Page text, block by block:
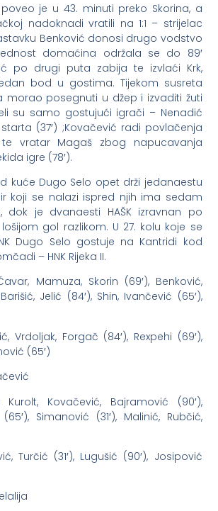
je u 43. minuti preko Skorina, a
nadoknadi vratili na 1:1 – strijelac
Benković donosi drugo vodstvo
domaćina održala se do 89′
po drugi puta zabija te izvlaći Krk,
bod u gostima. Tijekom susreta
morao posegnuti u džep i izvaditi žuti
su samo gostujući igrači – Nenadić
(37′) ;Kovačević radi povlačenja
te vratar Magaš zbog napucavanja
igre (78′).
kuće Dugo Selo opet drži jedanaestu
koji se nalazi ispred njih ima sedam
dok je dvanaesti HAŠK izravnan po
gol razlikom. U 27. kolu koje se
Dugo Selo gostuje na Kantridi kod
– HNK Rijeka II.
Mamuza, Skorin (69′), Benković,
Jelić (84′), Shin, Ivančević (65′),
Vrdoljak, Forgač (84′), Rexpehi (69′),
(65′)
Kurolt, Kovačević, Bajramović (90′),
Simanović (31′), Malinić, Rubčić,
Turčić (31′), Lugušić (90′), Josipović